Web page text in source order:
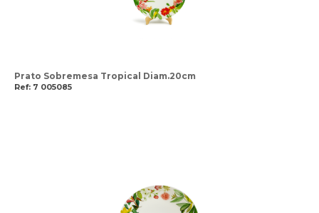
Prato Sobremesa Tropical Diam.20cm
Ref: 7 005085